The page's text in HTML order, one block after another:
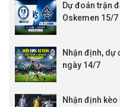
Dự đoán trận
Oskemen 15/7
Nhận định, dự
ngày 14/7
Nhận định